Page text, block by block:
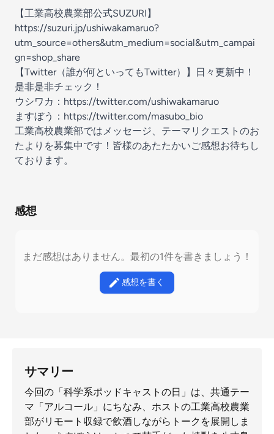
【工業高校農業部公式SUZURI】
https://suzuri.jp/ushiwakamaruo?
utm_source=others&utm_medium=social&utm_campai
gn=shop_share
【Twitter（誰が何といってもTwitter）】日々更新中！
是非是非チェック！
ウシワカ： https://twitter.com/ushiwakamaruo
ますぼう： https://twitter.com/masubo_bio
工業高校農業部ではメッセージ、テーマリクエストのお
たよりを募集中です！皆様のあたたかいご感想お待ちし
ております。
感想
まだ感想はありません。最初の1件を書きましょう！
感想を書く
サマリー
今回の「科学系ポッドキャストの日」は、共通テー
マ「アルコール」にちなみ、ホストの工業高校農業
部がリモート収録で飲酒しながらトークを展開しま